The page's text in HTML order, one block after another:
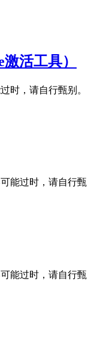
活工具）
时，请自行甄别。
能过时，请自行甄
能过时，请自行甄